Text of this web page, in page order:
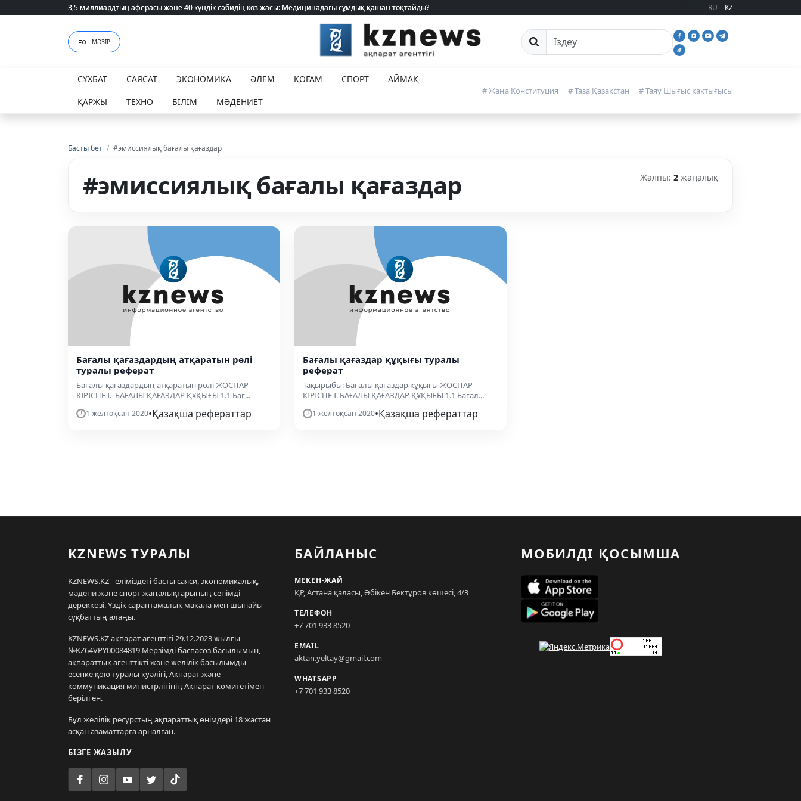
3,5 миллиардтың аферасы және 40 күндік сәбидің көз жасы: Медицинадағы сұмдық қашан тоқтайды?
3,5 миллиардтың аферасы және 40 күндік сәбидің көз жасы: Медицинадағы сұмдық қашан тоқтайды? RU KZ
МӘЗІР Сайттан іздеу
СҰХБАТ САЯСАТ ЭКОНОМИКА ӘЛЕМ ҚОҒАМ СПОРТ
АЙМАҚ
ҚАРЖЫ
ТЕХНО БІЛІМ МӘДЕНИЕТ
# Жаңа Конституция # Таза Қазақстан # Таяу Шығыс қақтығысы
Басты бет / #эмиссиялық бағалы қағаздар
#эмиссиялық бағалы қағаздар Жалпы: 2 жаңалық
Бағалы қағаздардың атқаратын рөлі
туралы реферат
Бағалы қағаздардың атқаратын рөлі ЖОСПАР
КІРІСПЕ І. БАҒАЛЫ ҚАҒАЗДАР ҚҰҚЫҒЫ 1.1 Бағ...
1 желтоқсан 2020•Қазақша рефераттар
Бағалы қағаздар құқығы туралы
реферат
Тақырыбы: Бағалы қағаздар құқығы ЖОСПАР
КІРІСПЕ І. БАҒАЛЫ ҚАҒАЗДАР ҚҰҚЫҒЫ 1.1 Бағал...
1 желтоқсан 2020•Қазақша рефераттар
KZNEWS ТУРАЛЫ
KZNEWS.KZ - еліміздегі басты саяси, экономикалық,
мәдени және спорт жаңалықтарының сенімді
дереккөзі. Үздік сараптамалық мақала мен шынайы
сұқбаттың алаңы.
KZNEWS.KZ ақпарат агенттігі 29.12.2023 жылғы
№KZ64VPY00084819 Мерзімді баспасөз басылымын,
ақпараттық агенттікті және желілік басылымды
есепке қою туралы куәлігі, Ақпарат және
коммуникация министрлігінің Ақпарат комитетімен
берілген.
Бұл желілік ресурстың ақпараттық өнімдері 18 жастан
асқан азаматтарға арналған.
БІЗГЕ ЖАЗЫЛУ
БАЙЛАНЫС
МЕКЕН-ЖАЙ
ҚР, Астана қаласы, Әбікен Бектұров көшесі, 4/3
ТЕЛЕФОН
+7 701 933 8520
EMAIL
aktan.yeltay@gmail.com
WHATSAPP
+7 701 933 8520
МОБИЛДІ ҚОСЫМША